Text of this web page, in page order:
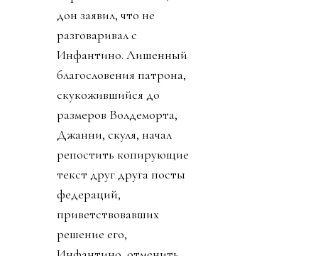
дон заявил, что не
разговаривал с
Инфантино. Лишенный
благословения патрона,
скукожившийся до
размеров Волдеморта,
Джанни, скуля, начал
репостить копирующие
текст друг друга посты
федераций,
приветствовавших
решение его,